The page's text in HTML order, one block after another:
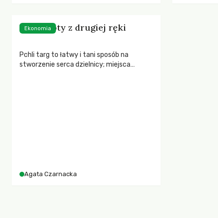
Wspólnoty z drugiej ręki
Pchli targ to łatwy i tani sposób na
stworzenie serca dzielnicy; miejsca
Agata Czarnacka
Ekonomia